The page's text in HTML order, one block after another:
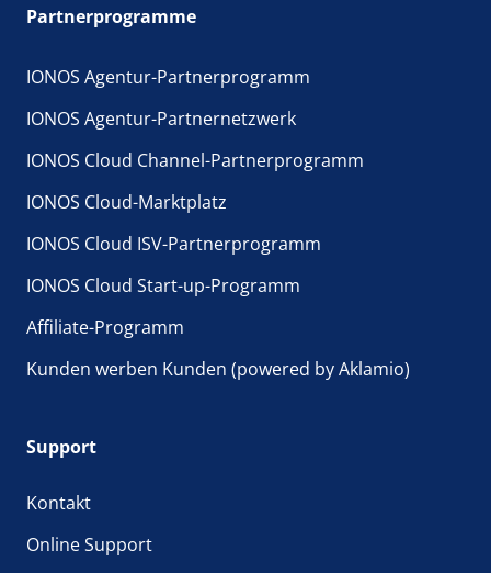
Partnerprogramme
IONOS Agentur-Partnerprogramm
IONOS Agentur-Partnernetzwerk
IONOS Cloud Channel-Partnerprogramm
IONOS Cloud-Marktplatz
IONOS Cloud ISV-Partnerprogramm
IONOS Cloud Start-up-Programm
Affiliate-Programm
Kunden werben Kunden (powered by Aklamio)
Support
Kontakt
Online Support